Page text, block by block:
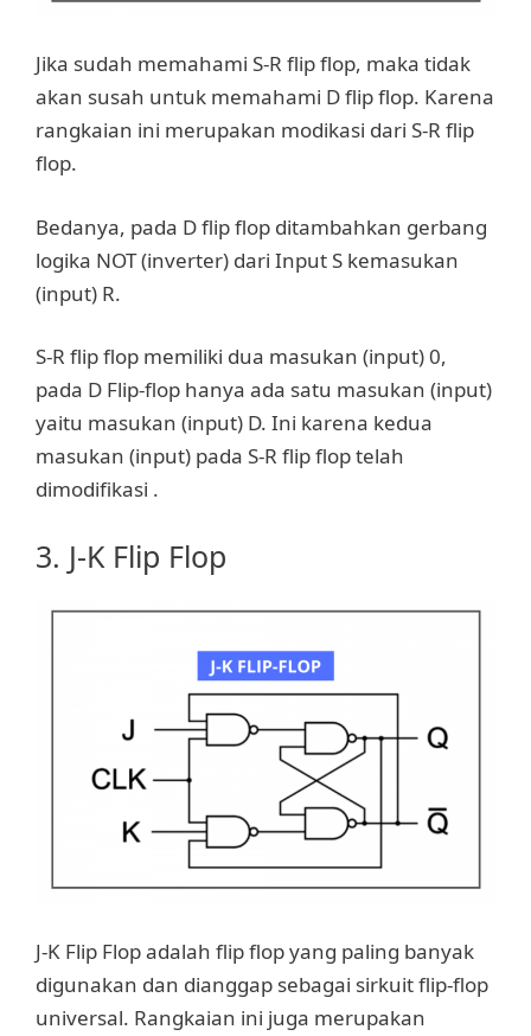
Jika sudah memahami S-R flip flop, maka tidak
akan susah untuk memahami D flip flop. Karena
rangkaian ini merupakan modikasi dari S-R flip
flop.
Bedanya, pada D flip flop ditambahkan gerbang
logika NOT (inverter) dari Input S kemasukan
(input) R.
S-R flip flop memiliki dua masukan (input) 0,
pada D Flip-flop hanya ada satu masukan (input)
yaitu masukan (input) D. Ini karena kedua
masukan (input) pada S-R flip flop telah
dimodifikasi .
3. J-K Flip Flop
J-K Flip Flop adalah flip flop yang paling banyak
digunakan dan dianggap sebagai sirkuit flip-flop
universal. Rangkaian ini juga merupakan